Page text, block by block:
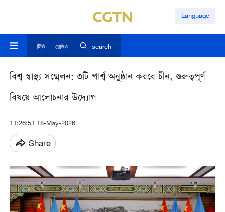
Language
টিভি রেডিও search
বিশ্ব স্বাস্থ্য সম্মেলন: ৩টি পার্শ্ব অনুষ্ঠান করবে চীন, গুরুত্বপূর্ণ
বিষয়ে আলোচনার উদ্যোগ
11:26:51 18-May-2026
Share